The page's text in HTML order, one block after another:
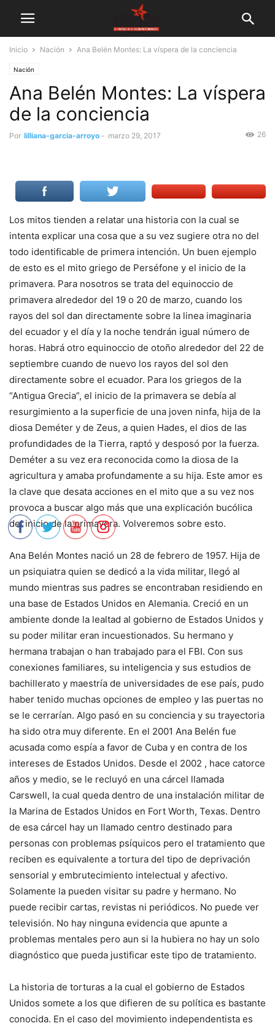
Inicio Nación Ana Belén Montes: La víspera de la conciencia
Nación
Ana Belén Montes: La víspera
de la conciencia
Por lilliana-garcia-arroyo - marzo 29, 2017 26
Los mitos tienden a relatar una historia con la cual se
intenta explicar una cosa que a su vez sugiere otra no del
todo identificable de primera intención. Un buen ejemplo
de esto es el mito griego de Perséfone y el inicio de la
primavera. Para nosotros se trata del equinoccio de
primavera alrededor del 19 o 20 de marzo, cuando los
rayos del sol dan directamente sobre la linea imaginaria
del ecuador y el día y la noche tendrán igual número de
horas. Habrá otro equinoccio de otoño alrededor del 22 de
septiembre cuando de nuevo los rayos del sol den
directamente sobre el ecuador. Para los griegos de la
“Antigua Grecia”, el inicio de la primavera se debía al
resurgimiento a la superficie de una joven ninfa, hija de la
diosa Deméter y de Zeus, a quien Hades, el dios de las
profundidades de la Tierra, raptó y desposó por la fuerza.
Deméter a su vez era reconocida como la diosa de la
agricultura y amaba profundamente a su hija. Este amor es
la clave que desata acciones en el mito que a su vez nos
provoca a buscar algo más que una explicación bucólica
del inicio de la primavera. Volveremos sobre esto.
Ana Belén Montes nació un 28 de febrero de 1957. Hija de
un psiquiatra quien se dedicó a la vida militar, llegó al
mundo mientras sus padres se encontraban residiendo en
una base de Estados Unidos en Alemania. Creció en un
ambiente donde la lealtad al gobierno de Estados Unidos y
su poder militar eran incuestionados. Su hermano y
hermana trabajan o han trabajado para el FBI. Con sus
conexiones familiares, su inteligencia y sus estudios de
bachillerato y maestría de universidades de ese país, pudo
haber tenido muchas opciones de empleo y las puertas no
se le cerrarían. Algo pasó en su conciencia y su trayectoria
ha sido otra muy diferente. En el 2001 Ana Belén fue
acusada como espía a favor de Cuba y en contra de los
intereses de Estados Unidos. Desde el 2002 , hace catorce
años y medio, se le recluyó en una cárcel llamada
Carswell, la cual queda dentro de una instalación militar de
la Marina de Estados Unidos en Fort Worth, Texas. Dentro
de esa cárcel hay un llamado centro destinado para
personas con problemas psíquicos pero el tratamiento que
reciben es equivalente a tortura del tipo de deprivación
sensorial y embrutecimiento intelectual y afectivo.
Solamente la pueden visitar su padre y hermano. No
puede recibir cartas, revistas ni periódicos. No puede ver
televisión. No hay ninguna evidencia que apunte a
problemas mentales pero aun si la hubiera no hay un solo
diagnóstico que pueda justificar este tipo de tratamiento.
La historia de torturas a la cual el gobierno de Estados
Unidos somete a los que difieren de su política es bastante
conocida. En el caso del movimiento independentista es